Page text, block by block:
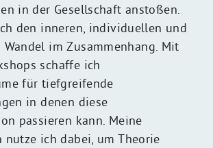
in der Gesellschaft anstoßen.
den inneren, individuellen und
Wandel im Zusammenhang. Mit
schaffe ich
für tiefgreifende
in denen diese
passieren kann. Meine
nutze ich dabei, um Theorie